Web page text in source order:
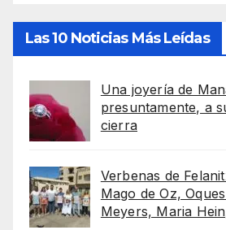
Las 10 Noticias Más Leídas
Una joyería de
presuntamente, a
cierra
Verbenas de
Mago de Oz,
Meyers, Maria